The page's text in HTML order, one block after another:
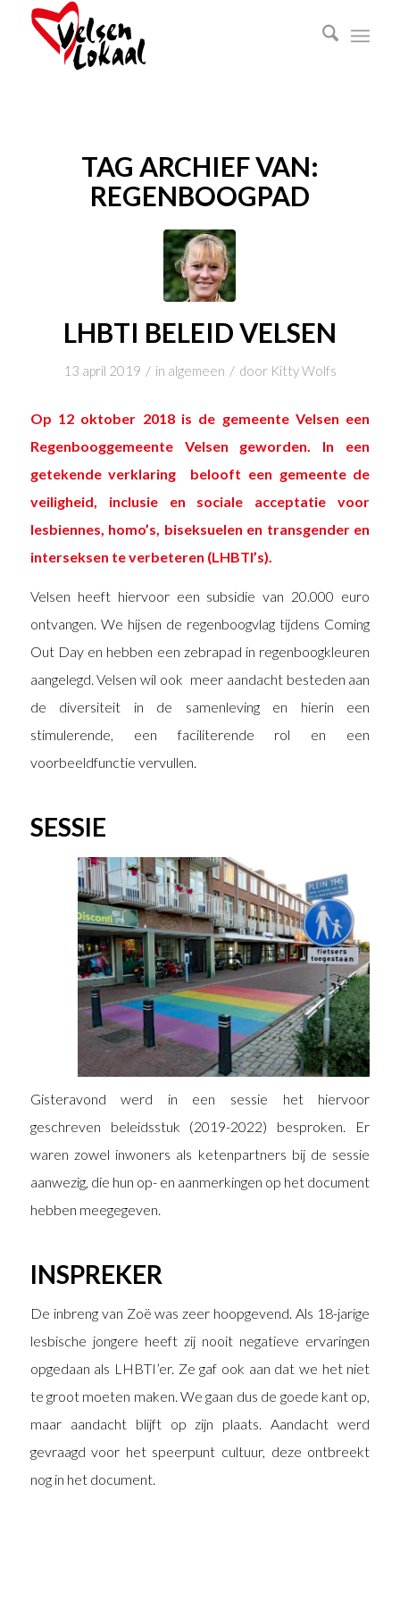
TAG ARCHIEF VAN:
REGENBOOGPAD
LHBTI BELEID VELSEN
13 april 2019 / in algemeen / door Kitty Wolfs
Op 12 oktober 2018 is de gemeente Velsen een
Regenbooggemeente Velsen geworden. In een
getekende verklaring belooft een gemeente de
veiligheid, inclusie en sociale acceptatie voor
lesbiennes, homo’s, biseksuelen en transgender en
interseksen te verbeteren (LHBTI’s).
Velsen heeft hiervoor een subsidie van 20.000 euro
ontvangen. We hijsen de regenboogvlag tijdens Coming
Out Day en hebben een zebrapad in regenboogkleuren
aangelegd. Velsen wil ook meer aandacht besteden aan
de diversiteit in de samenleving en hierin een
stimulerende, een faciliterende rol en een
voorbeeldfunctie vervullen.
SESSIE
Gisteravond werd in een sessie het hiervoor
geschreven beleidsstuk (2019-2022) besproken. Er
waren zowel inwoners als ketenpartners bij de sessie
aanwezig, die hun op- en aanmerkingen op het document
hebben meegegeven.
INSPREKER
De inbreng van Zoë was zeer hoopgevend. Als 18-jarige
lesbische jongere heeft zij nooit negatieve ervaringen
opgedaan als LHBTI’er. Ze gaf ook aan dat we het niet
te groot moeten maken. We gaan dus de goede kant op,
maar aandacht blijft op zijn plaats. Aandacht werd
gevraagd voor het speerpunt cultuur, deze ontbreekt
nog in het document.